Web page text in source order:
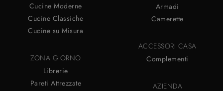
Cucine Moderne
Cucine Classiche
Cucine su Misura
ZONA GIORNO
Librerie
Pareti Attrezzate
Armadi
Camerette
ACCESSORI CASA
Complementi
AZIENDA